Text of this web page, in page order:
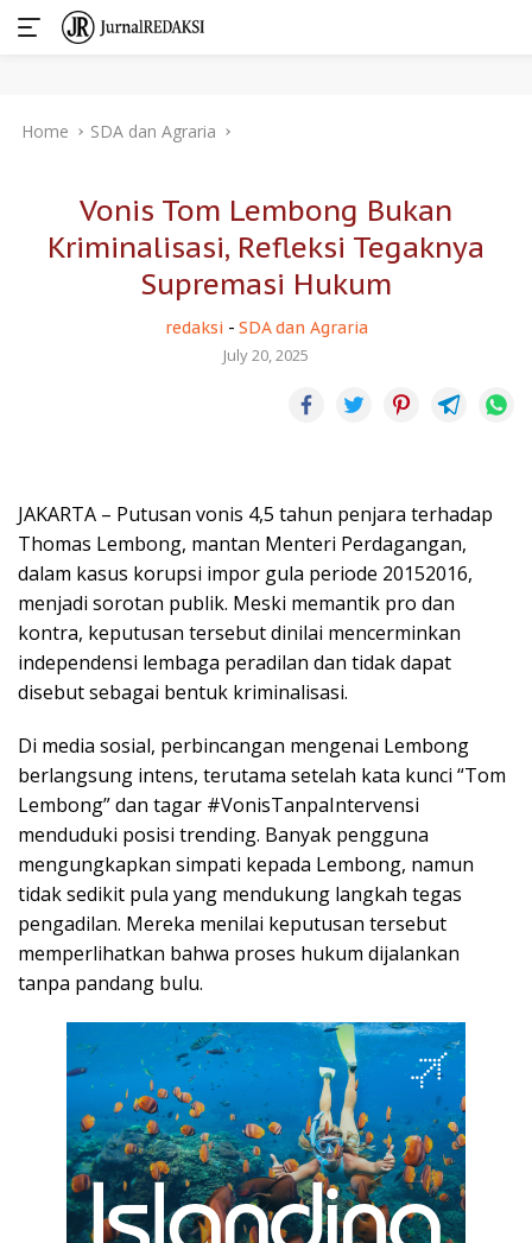
Home SDA dan Agraria
Vonis Tom Lembong Bukan
Kriminalisasi, Refleksi Tegaknya
Supremasi Hukum
redaksi - SDA dan Agraria
July 20, 2025
JAKARTA – Putusan vonis 4,5 tahun penjara terhadap
Thomas Lembong, mantan Menteri Perdagangan,
dalam kasus korupsi impor gula periode 20152016,
menjadi sorotan publik. Meski memantik pro dan
kontra, keputusan tersebut dinilai mencerminkan
independensi lembaga peradilan dan tidak dapat
disebut sebagai bentuk kriminalisasi.
Di media sosial, perbincangan mengenai Lembong
berlangsung intens, terutama setelah kata kunci “Tom
Lembong” dan tagar #VonisTanpaIntervensi
menduduki posisi trending. Banyak pengguna
mengungkapkan simpati kepada Lembong, namun
tidak sedikit pula yang mendukung langkah tegas
pengadilan. Mereka menilai keputusan tersebut
memperlihatkan bahwa proses hukum dijalankan
tanpa pandang bulu.